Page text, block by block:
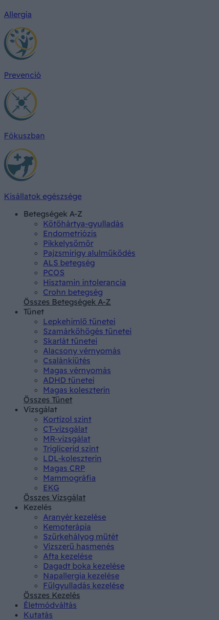
Allergia
Prevenció
Fókuszban
Kisállatok egészsége
Betegségek A-Z
Kötőhártya-gyulladás
Endometriózis
Pikkelysömör
Pajzsmirigy alulműködés
ALS betegség
PCOS
Hisztamin intolerancia
Crohn betegség
Összes Betegségek A-Z
Tünet
Lepkehimlő tünetei
Szamárköhögés tünetei
Skarlát tünetei
Alacsony vérnyomás
Csalánkiütés
Magas vérnyomás
ADHD tünetei
Magas koleszterin
Összes Tünet
Vizsgálat
Kortizol szint
CT-vizsgálat
MR-vizsgálat
Triglicerid szint
LDL-koleszterin
Magas CRP
Mammográfia
EKG
Összes Vizsgálat
Kezelés
Aranyér kezelése
Kemoterápia
Szürkehályog műtét
Vízszerű hasmenés
Afta kezelése
Dagadt boka kezelése
Napallergia kezelése
Fülgyulladás kezelése
Összes Kezelés
Életmódváltás
Kutatás